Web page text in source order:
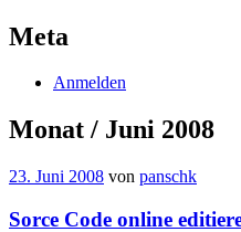
Meta
Anmelden
Monat / Juni 2008
23. Juni 2008 von panschk
Sorce Code online